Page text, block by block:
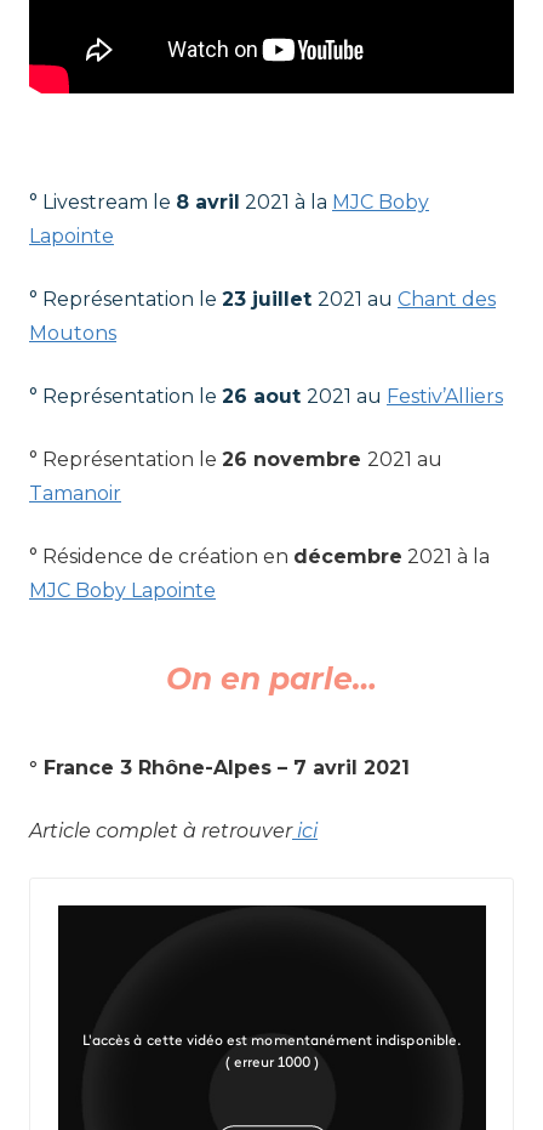
° Livestream le 8 avril 2021 à la MJC Boby
Lapointe
° Représentation le 23 juillet 2021 au Chant des
Moutons
° Représentation le 26 aout 2021 au Festiv’Alliers
° Représentation le 26 novembre 2021 au
Tamanoir
° Résidence de création en décembre 2021 à la
MJC Boby Lapointe
On en parle…
° France 3 Rhône-Alpes – 7 avril 2021
Article complet à retrouverici